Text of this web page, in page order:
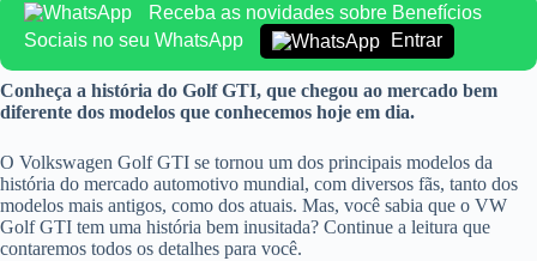
Receba as novidades sobre Benefícios
Sociais no seu WhatsApp
Entrar
Conheça a história do Golf GTI, que chegou ao mercado bem
diferente dos modelos que conhecemos hoje em dia.
O Volkswagen Golf GTI se tornou um dos principais modelos da
história do mercado automotivo mundial, com diversos fãs, tanto dos
modelos mais antigos, como dos atuais. Mas, você sabia que o VW
Golf GTI tem uma história bem inusitada? Continue a leitura que
contaremos todos os detalhes para você.